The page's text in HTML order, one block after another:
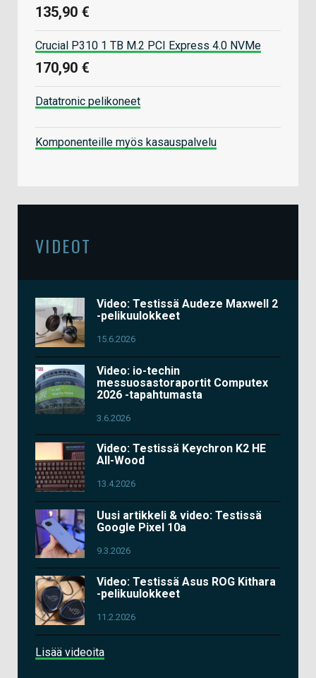
135,90 €
Crucial P310 1 TB M.2 PCI Express 4.0 NVMe
170,90 €
Datatronic pelikoneet
Komponenteille myös kasauspalvelu
VIDEOT
Video: Testissä Audeze Maxwell 2
-pelikuulokkeet
15.6.2026
Video: io-techin
messuosastoraportit Computex
2026 -tapahtumasta
3.6.2026
Video: Testissä Keychron K2 HE
All-Wood
13.4.2026
Uusi artikkeli & video: Testissä
Google Pixel 10a
9.3.2026
Video: Testissä Asus ROG Kithara
-pelikuulokkeet
11.2.2026
Lisää videoita